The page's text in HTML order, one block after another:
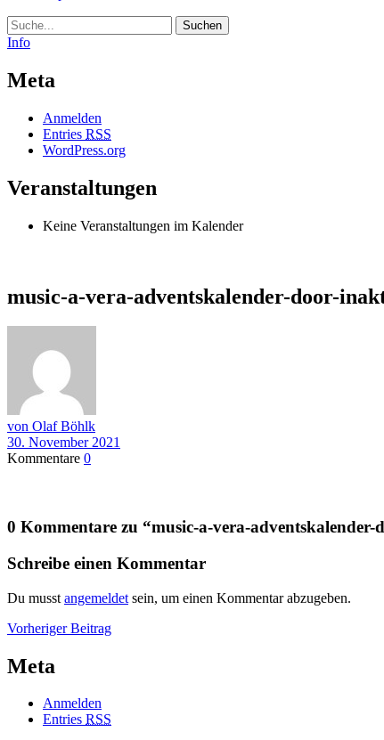
Suche
Info
Meta
Anmelden
Entries RSS
WordPress.org
Veranstaltungen
Keine Veranstaltungen im Kalender
music-a-vera-adventskalender-door-
von Olaf Böhlk
30. November 2021
Kommentare 0
0 Kommentare zu “music-a-vera-
Schreibe einen Kommentar
Du musst angemeldet sein, um einen Kommentar abzugeben.
Beitragsnavigation
Vorheriger BeitragVorheriger
Meta
Anmelden
Entries RSS